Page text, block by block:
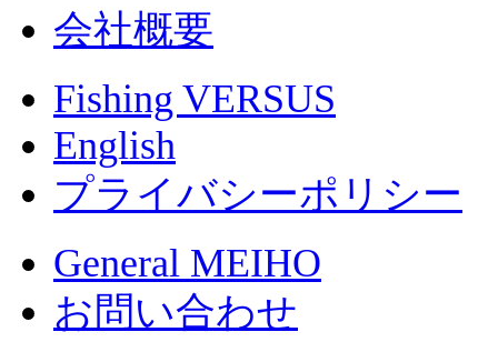
会社概要
Fishing VERSUS
English
プライバシーポリシー
General MEIHO
お問い合わせ